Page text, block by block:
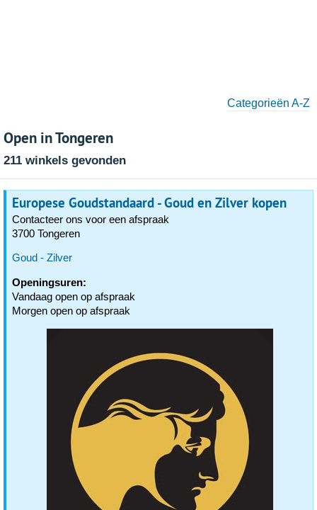
Categorieën A-Z
Open in Tongeren
211 winkels gevonden
Europese Goudstandaard - Goud en Zilver kopen
Contacteer ons voor een afspraak
3700 Tongeren
Goud - Zilver
Openingsuren:
Vandaag open op afspraak
Morgen open op afspraak